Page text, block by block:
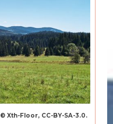
© Xth-Floor, CC-BY-SA-3.0.